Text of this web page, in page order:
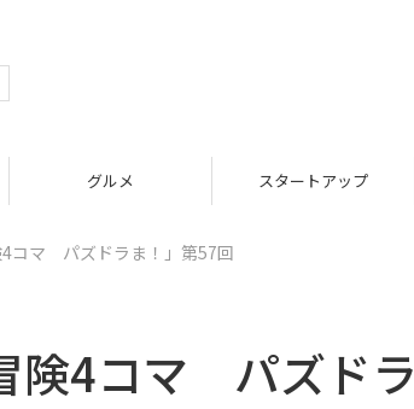
グルメ スタートアップ
4コマ パズドラま！」第57回
険4コマ パズドラ